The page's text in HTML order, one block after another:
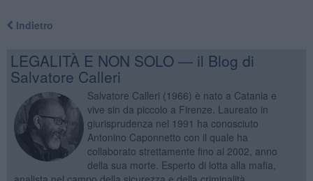
Indietro
LEGALITÀ E NON SOLO — il Blog di
Salvatore Calleri
Salvatore Calleri (1966) è nato a Catania e
vive sin da piccolo a Firenze. Laureato in
giurisprudenza nel 1991 ha conosciuto
Antonino Caponnetto con il quale ha
collaborato strettamente fino al 2002, anno
della sua morte. Esperto di lotta alla mafia,